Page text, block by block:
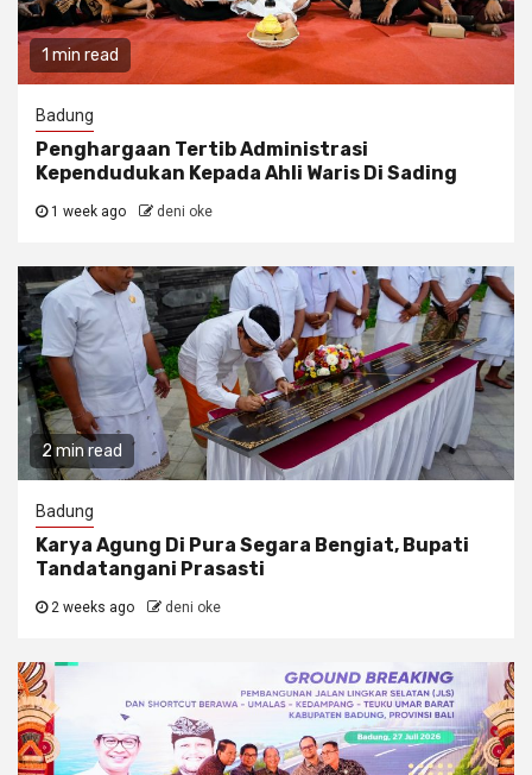
1 min read
Badung
Penghargaan Tertib Administrasi
Kependudukan Kepada Ahli Waris Di Sading
1 week ago deni oke
2 min read
Badung
Karya Agung Di Pura Segara Bengiat, Bupati
Tandatangani Prasasti
2 weeks ago deni oke